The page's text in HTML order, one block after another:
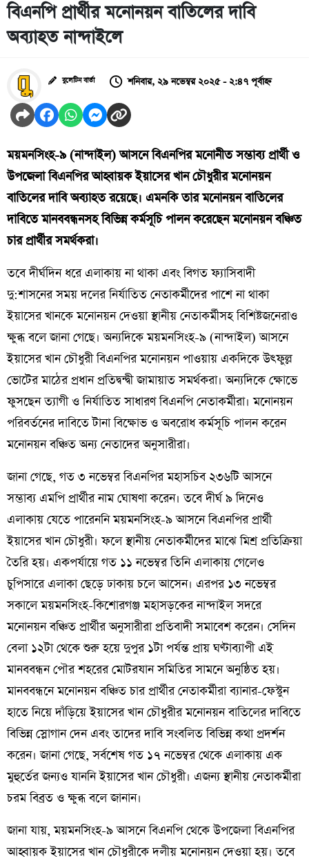
বিএনপি প্রার্থীর মনোনয়ন বাতিলের দাবি
অব্যাহত নান্দাইলে
বুলেটিন বার্তা শনিবার, ২৯ নভেম্বর ২০২৫ - ২:৪৭ পূর্বাহ্ন
ময়মনসিংহ-৯ (নান্দাইল) আসনে বিএনপির মনোনীত সম্ভাব্য প্রার্থী ও
উপজেলা বিএনপির আহ্বায়ক ইয়াসের খান চৌধুরীর মনোনয়ন
বাতিলের দাবি অব্যাহত রয়েছে। এমনকি তার মনোনয়ন বাতিলের
দাবিতে মানববন্ধনসহ বিভিন্ন কর্মসূচি পালন করেছেন মনোনয়ন বঞ্চিত
চার প্রার্থীর সমর্থকরা।
তবে দীর্ঘদিন ধরে এলাকায় না থাকা এবং বিগত ফ্যাসিবাদী
দু:শাসনের সময় দলের নির্যাতিত নেতাকর্মীদের পাশে না থাকা
ইয়াসের খানকে মনোনয়ন দেওয়া স্থানীয় নেতাকর্মীসহ বিশিষ্টজনেরাও
ক্ষুব্ধ বলে জানা গেছে। অন্যদিকে ময়মনসিংহ-৯ (নান্দাইল) আসনে
ইয়াসের খান চৌধুরী বিএনপির মনোনয়ন পাওয়ায় একদিকে উৎফুল্ল
ভোটের মাঠের প্রধান প্রতিদ্বন্দ্বী জামায়াত সমর্থকরা। অন্যদিকে ক্ষোভে
ফুসছেন ত্যাগী ও নির্যাতিত সাধারণ বিএনপি নেতাকর্মীরা। মনোনয়ন
পরিবর্তনের দাবিতে টানা বিক্ষোভ ও অবরোধ কর্মসূচি পালন করেন
মনোনয়ন বঞ্চিত অন্য নেতাদের অনুসারীরা।
জানা গেছে, গত ৩ নভেম্বর বিএনপির মহাসচিব ২৩৬টি আসনে
সম্ভাব্য এমপি প্রার্থীর নাম ঘোষণা করেন। তবে দীর্ঘ ৯ দিনেও
এলাকায় যেতে পারেননি ময়মনসিংহ-৯ আসনে বিএনপির প্রার্থী
ইয়াসের খান চৌধুরী। ফলে স্থানীয় নেতাকর্মীদের মাঝে মিশ্র প্রতিক্রিয়া
তৈরি হয়। একপর্যায়ে গত ১১ নভেম্বর তিনি এলাকায় গেলেও
চুপিসারে এলাকা ছেড়ে ঢাকায় চলে আসেন। এরপর ১৩ নভেম্বর
সকালে ময়মনসিংহ-কিশোরগঞ্জ মহাসড়কের নান্দাইল সদরে
মনোনয়ন বঞ্চিত প্রার্থীর অনুসারীরা প্রতিবাদী সমাবেশ করেন। সেদিন
বেলা ১২টা থেকে শুরু হয়ে দুপুর ১টা পর্যন্ত প্রায় ঘণ্টাব্যাপী এই
মানববন্ধন পৌর শহরের মোটরযান সমিতির সামনে অনুষ্ঠিত হয়।
মানববন্ধনে মনোনয়ন বঞ্চিত চার প্রার্থীর নেতাকর্মীরা ব্যানার-ফেস্টুন
হাতে নিয়ে দাঁড়িয়ে ইয়াসের খান চৌধুরীর মনোনয়ন বাতিলের দাবিতে
বিভিন্ন স্লোগান দেন এবং তাদের দাবি সংবলিত বিভিন্ন কথা প্রদর্শন
করেন। জানা গেছে, সর্বশেষ গত ১৭ নভেম্বর থেকে এলাকায় এক
মুহুর্তের জন্যও যাননি ইয়াসের খান চৌধুরী। এজন্য স্থানীয় নেতাকর্মীরা
চরম বিব্রত ও ক্ষুব্ধ বলে জানান।
জানা যায়, ময়মনসিংহ-৯ আসনে বিএনপি থেকে উপজেলা বিএনপির
আহ্বায়ক ইয়াসের খান চৌধুরীকে দলীয় মনোনয়ন দেওয়া হয়। তবে